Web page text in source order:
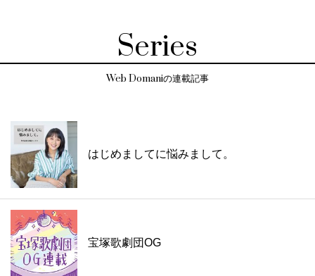
Series
Web Domaniの連載記事
はじめましてに悩みまして。
宝塚歌劇団OG